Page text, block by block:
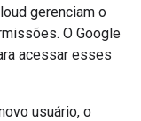
gerenciam o
O Google
acessar esses
usuário, o